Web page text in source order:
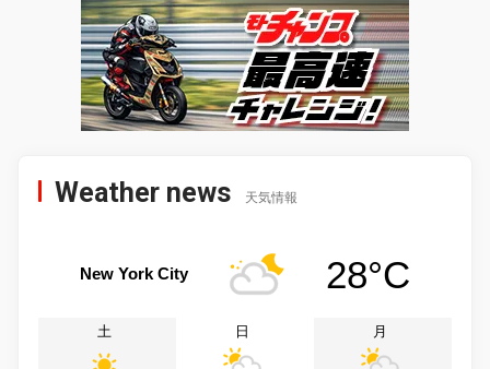
Weather news 天気情報
New York City 28°C
土 日 月